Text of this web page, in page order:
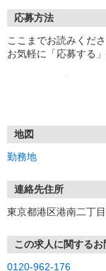
応募方法
ここまでお読みくだ
お気軽に「応募する
お電話の際は「イー
地図
勤務地
連絡先住所
東京都港区港南二丁
この求人に関する
0120-962-176